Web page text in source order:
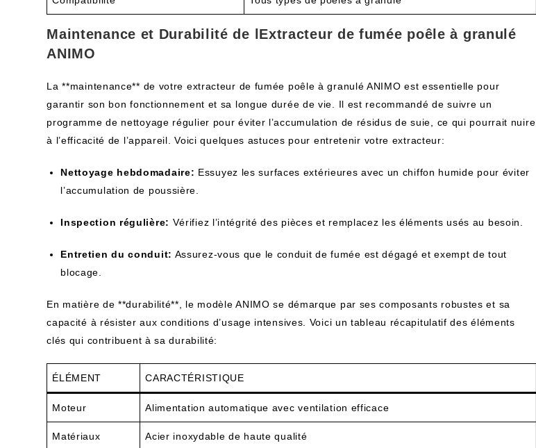
Maintenance et Durabilité de lExtracteur de fumée poêle à granulé
ANIMO
La **maintenance** de votre extracteur de fumée poêle à granulé ANIMO est essentielle pour
garantir son bon fonctionnement et sa longue durée de vie. Il est recommandé de suivre un
programme de nettoyage régulier pour éviter l’accumulation de résidus de suie, ce qui pourrait nuire
à l’efficacité de l’appareil. Voici quelques astuces pour entretenir votre extracteur:
Nettoyage hebdomadaire: Essuyez les surfaces extérieures avec un chiffon humide pour éviter
l’accumulation de poussière.
Inspection régulière: Vérifiez l’intégrité des pièces et remplacez les éléments usés au besoin.
Entretien du conduit: Assurez-vous que le conduit de fumée est dégagé et exempt de tout
blocage.
En matière de **durabilité**, le modèle ANIMO se démarque par ses composants robustes et sa
capacité à résister aux conditions d’usage intensives. Voici un tableau récapitulatif des éléments
clés qui contribuent à sa durabilité:
ÉLÉMENT CARACTÉRISTIQUE
Moteur Alimentation automatique avec ventilation efficace
Matériaux Acier inoxydable de haute qualité